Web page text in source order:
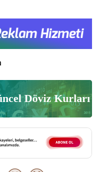
Döviz Kurları